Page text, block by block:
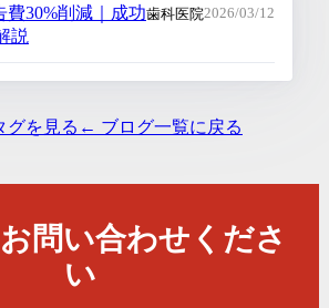
費30%削減｜成功
説
歯科医院2026/03/12
グを見る ← ブログ一覧に戻る
問い合わせくださ
い